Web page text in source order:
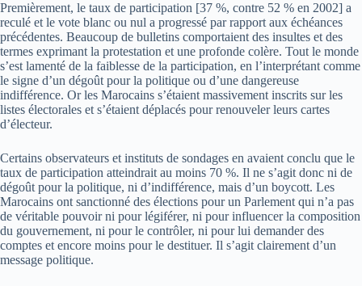
Premièrement, le taux de participation [37 %, contre 52 % en 2002] a
reculé et le vote blanc ou nul a progressé par rapport aux échéances
précédentes. Beaucoup de bulletins comportaient des insultes et des
termes exprimant la protestation et une profonde colère. Tout le monde
s’est lamenté de la faiblesse de la participation, en l’interprétant comme
le signe d’un dégoût pour la politique ou d’une dangereuse
indifférence. Or les Marocains s’étaient massivement inscrits sur les
listes électorales et s’étaient déplacés pour renouveler leurs cartes
d’électeur.
Certains observateurs et instituts de sondages en avaient conclu que le
taux de participation atteindrait au moins 70 %. Il ne s’agit donc ni de
dégoût pour la politique, ni d’indifférence, mais d’un boycott. Les
Marocains ont sanctionné des élections pour un Parlement qui n’a pas
de véritable pouvoir ni pour légiférer, ni pour influencer la composition
du gouvernement, ni pour le contrôler, ni pour lui demander des
comptes et encore moins pour le destituer. Il s’agit clairement d’un
message politique.